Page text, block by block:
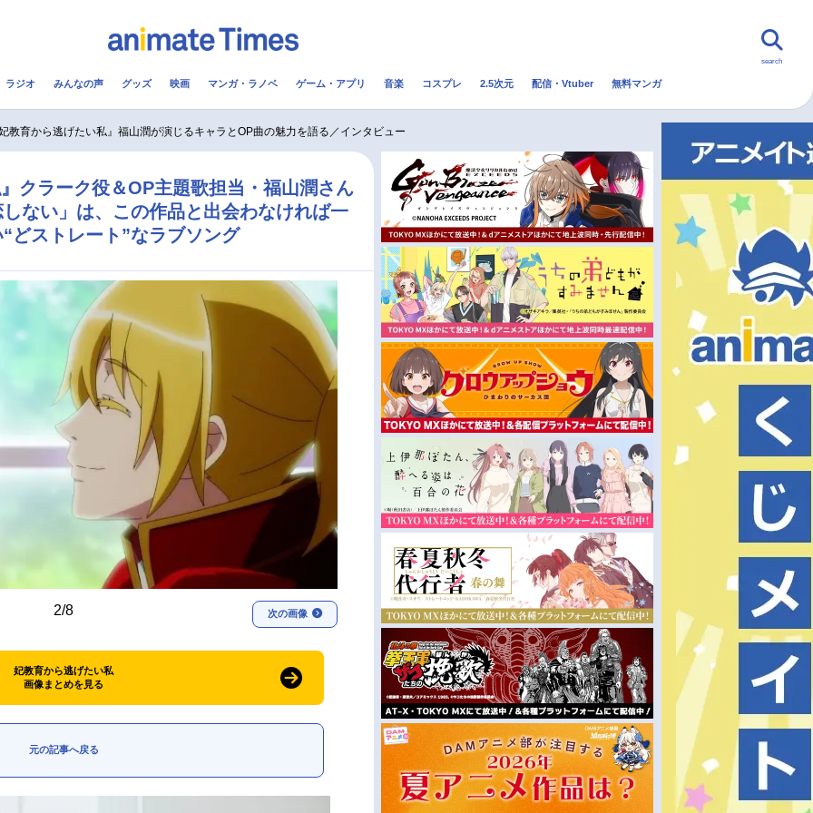
コスプレ 2.5次元 配信・Vtuber トレンド 無料マンガ
アニメ映画一覧
男性声優/女性声優一覧
今期アニメ曜日別一覧
夏アニメ
秋アニメ
冬アニメ
FOLLOW US
search
ラジオ みんなの声 グッズ 映画 マンガ・ラノベ ゲーム・アプリ 音楽 コスプレ 2.5次元 配信・Vtuber 無料マンガ
教育から逃げたい私』福山潤が演じるキャラとOP曲の魅力を語る／インタビュー
クラーク役＆OP主題歌担当・福山潤さん
ない」は、この作品と出会わなければ一
どストレート”なラブソング
2/8 次の画像
妃教育から逃げたい私
画像まとめを見る
元の記事へ戻る